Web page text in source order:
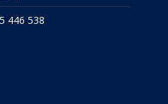
446 538